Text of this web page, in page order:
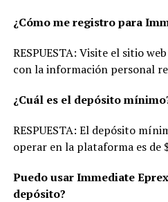
¿Cómo me registro para
RESPUESTA: Visite el sitio
con la información personal
¿Cuál es el depósito
RESPUESTA: El depósito
operar en la plataforma es de
Puedo usar Immediate
depósito?